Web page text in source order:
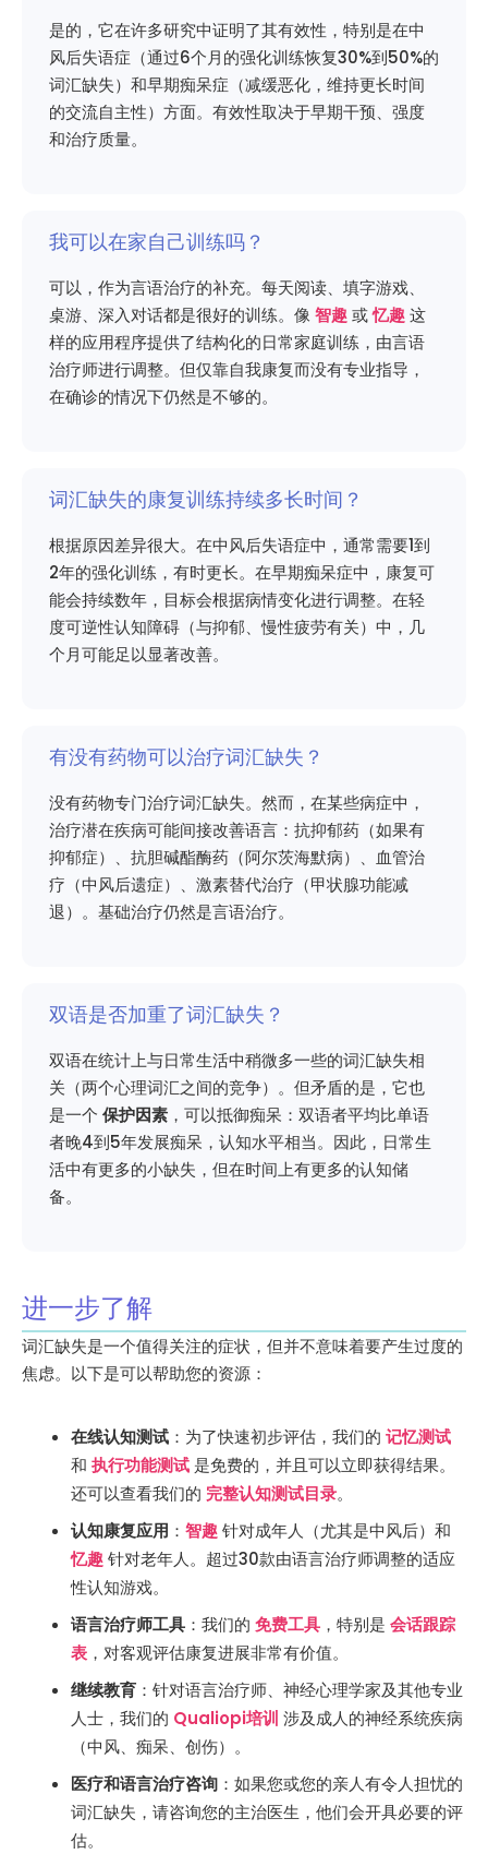
是的，它在许多研究中证明了其有效性，特别是在中
风后失语症（通过6个月的强化训练恢复30%到50%的
词汇缺失）和早期痴呆症（减缓恶化，维持更长时间
的交流自主性）方面。有效性取决于早期干预、强度
和治疗质量。
我可以在家自己训练吗？
可以，作为言语治疗的补充。每天阅读、填字游戏、
桌游、深入对话都是很好的训练。像 智趣或忆趣这
样的应用程序提供了结构化的日常家庭训练，由言语
治疗师进行调整。但仅靠自我康复而没有专业指导，
在确诊的情况下仍然是不够的。
词汇缺失的康复训练持续多长时间？
根据原因差异很大。在中风后失语症中，通常需要1到
2年的强化训练，有时更长。在早期痴呆症中，康复可
能会持续数年，目标会根据病情变化进行调整。在轻
度可逆性认知障碍（与抑郁、慢性疲劳有关）中，几
个月可能足以显著改善。
有没有药物可以治疗词汇缺失？
没有药物专门治疗词汇缺失。然而，在某些病症中，
治疗潜在疾病可能间接改善语言：抗抑郁药（如果有
抑郁症）、抗胆碱酯酶药（阿尔茨海默病）、血管治
疗（中风后遗症）、激素替代治疗（甲状腺功能减
退）。基础治疗仍然是言语治疗。
双语是否加重了词汇缺失？
双语在统计上与日常生活中稍微多一些的词汇缺失相
关（两个心理词汇之间的竞争）。但矛盾的是，它也
是一个 保护因素 ，可以抵御痴呆：双语者平均比单语
者晚4到5年发展痴呆，认知水平相当。因此，日常生
活中有更多的小缺失，但在时间上有更多的认知储
备。
进一步了解
词汇缺失是一个值得关注的症状，但并不意味着要产生过度的
焦虑。以下是可以帮助您的资源：
在线认知测试 ：为了快速初步评估，我们的 记忆测试
和 执行功能测试 是免费的，并且可以立即获得结果。
还可以查看我们的 完整认知测试目录。
认知康复应用 ： 智趣针对成年人（尤其是中风后）和
忆趣针对老年人。超过30款由语言治疗师调整的适应
性认知游戏。
语言治疗师工具 ：我们的 免费工具 ，特别是 会话跟踪
表 ，对客观评估康复进展非常有价值。
继续教育 ：针对语言治疗师、神经心理学家及其他专业
人士，我们的 Qualiopi培训 涉及成人的神经系统疾病
（中风、痴呆、创伤）。
医疗和语言治疗咨询 ：如果您或您的亲人有令人担忧的
词汇缺失，请咨询您的主治医生，他们会开具必要的评
估。